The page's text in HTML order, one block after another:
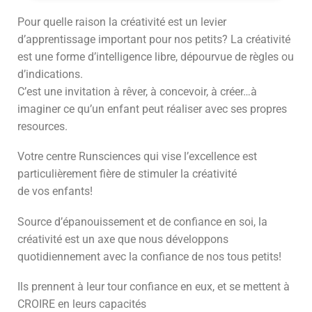
Pour quelle raison la créativité est un levier
d’apprentissage important pour nos petits? La créativité
est une forme d’intelligence libre, dépourvue de règles ou
d’indications.
C’est une invitation à rêver, à concevoir, à créer…à
imaginer ce qu’un enfant peut réaliser avec ses propres
resources.
Votre centre Runsciences qui vise l’excellence est
particulièrement fière de stimuler la créativité
de vos enfants!
Source d’épanouissement et de confiance en soi, la
créativité est un axe que nous développons
quotidiennement avec la confiance de nos tous petits!
Ils prennent à leur tour confiance en eux, et se mettent à
CROIRE en leurs capacités